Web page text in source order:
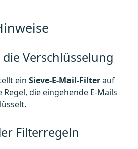
Verschlüsselung
ein Sieve-E-Mail-Filterauf
die eingehende E-Mails
Filterregeln